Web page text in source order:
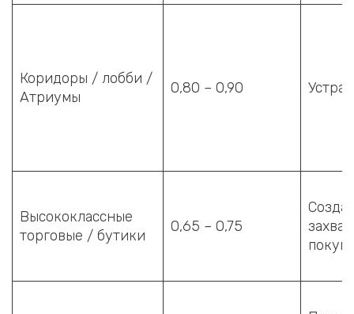
Коридоры / лобби /
Атриумы
0,80 – 0,90
Высококлассные
торговые / бутики
0,65 – 0,75